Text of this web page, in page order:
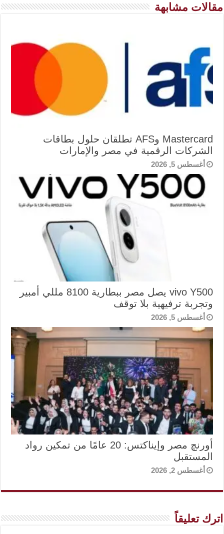
مقالات مشابهة
Mastercard وAFS تطلقان حلول بطاقات
الشركات الرقمية في مصر والإمارات
أغسطس 5, 2026
vivo Y500 يصل مصر ببطارية 8100 مللي أمبير
وتجربة ترفيهية بلا توقف
أغسطس 5, 2026
أورنچ مصر وإيناكتس: 20 عامًا من تمكين رواد
المستقبل
أغسطس 2, 2026
اترك تعليقاً